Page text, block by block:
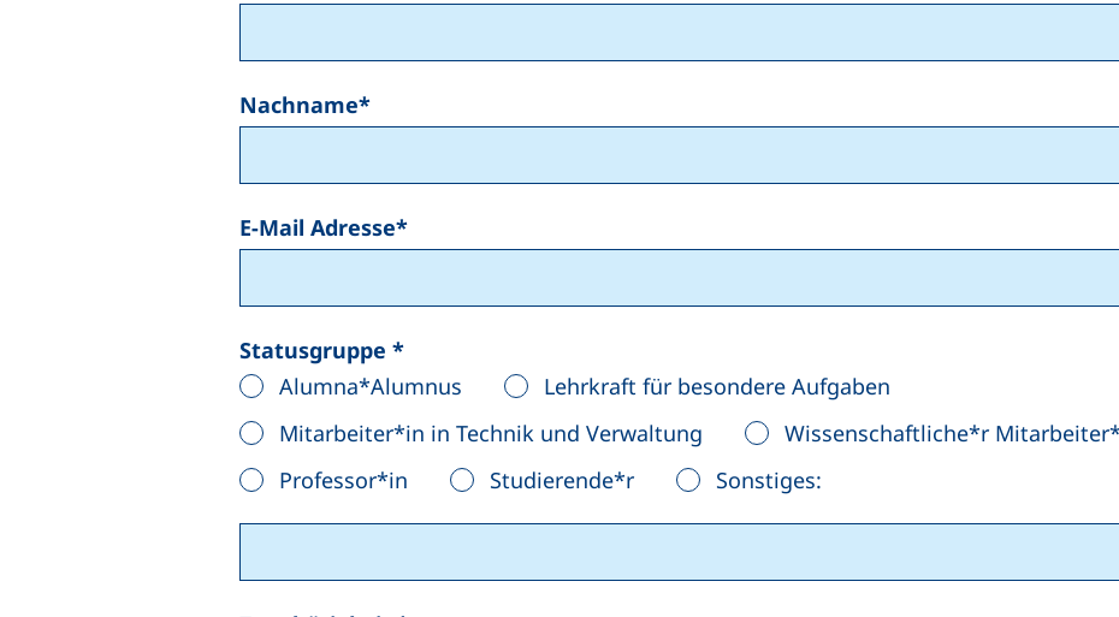
Nachname*
E-Mail Adresse*
Statusgruppe *
Alumna*Alumnus
Lehrkraft für besondere Aufgaben
Mitarbeiter*in in Technik und Verwaltung
Wissenschaftliche*r
Professor*in
Studierende*r Sonstiges: